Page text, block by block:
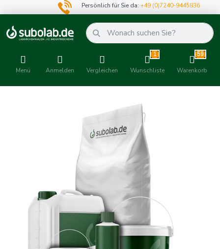
Persönlich für Sie da:+49 (0)7240-9445836
Menü Anmelden Vergleichen
1
Wunschliste
59
Warenkorb